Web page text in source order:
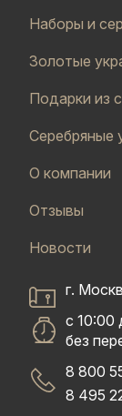
Наборы и
Золотые
Подарки из
Серебряные
О компании
Отзывы
Новости
г.
с 10:00
без
8 800
8 495